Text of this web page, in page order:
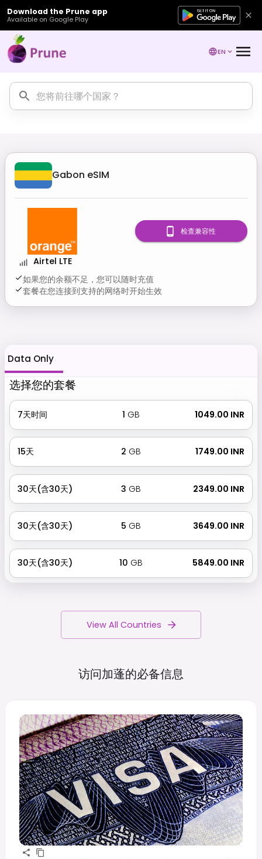
Download the Prune app
Available on Google Play
EN
Gabon eSIM
Airtel LTE
如果您的余额不足，您可以随时充值
套餐在您连接到支持的网络时开始生效
检查兼容性
Data Only
选择您的套餐
7天时间 1 GB ₹ 1049.00 INR
15天 2 GB ₹ 1749.00 INR
30天(含30天) 3 GB ₹ 2349.00 INR
30天(含30天) 5 GB ₹ 3649.00 INR
30天(含30天) 10 GB ₹ 5849.00 INR
View All Countries
访问加蓬的必备信息